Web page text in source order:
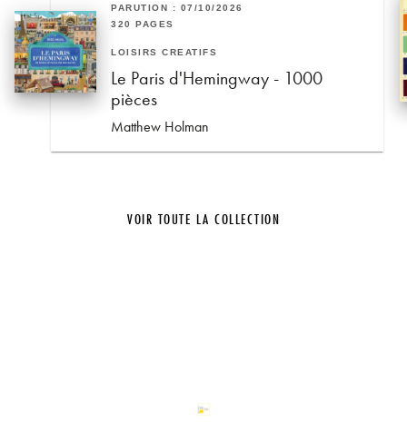
PARUTION : 07/10/2026
320 PAGES
LOISIRS CRÉATIFS
Le Paris d'Hemingway - 1000
pièces
Matthew Holman
VOIR TOUTE LA COLLECTION